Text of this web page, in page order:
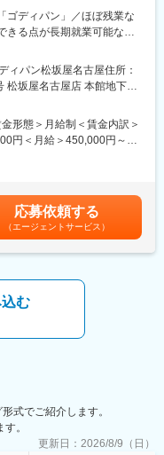
りに商品を製造する
造予定
造予定
管理を進め、黒字化を目指
ります。
力的な風土が特徴。長く働
。
としてご活躍していただき
ディパン」／ほぼ残業な
きる点が長期就業可能な秘
ィパン」の第2号店を名古屋
ゴディバ」をコンセプト
ーカリーブランドです。日
新たな発想を加え、チョコ
お届けしています。充実し
専門学生、主婦／主夫な
副業やWワークをされて
歓迎です。スイーツや洋菓
パン松坂屋名古屋住所：
松坂屋名古屋店 本館地下2
所形態＞月給制＜賃金内訳＞
円＜月給＞450,000円～
があります。月給(月額)は固
応募依頼する
（エージェントサービス）
む
式でご紹介します。
。
更新日： 2026/8/9（日）